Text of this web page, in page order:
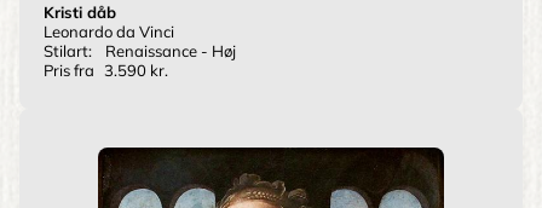
Kristi dåb
Leonardo da Vinci
Stilart:
Renaissance - Høj
Pris fra 3.590 kr.